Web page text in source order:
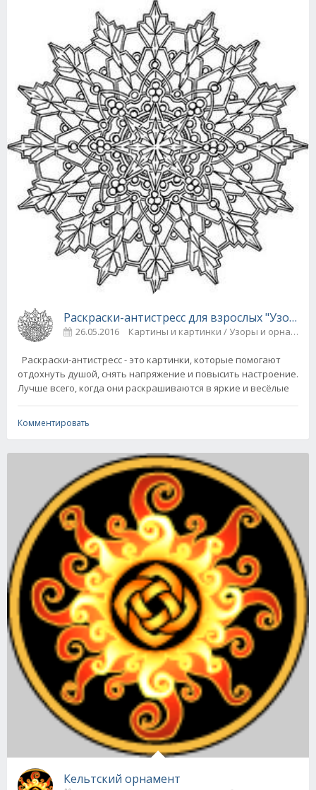
Раскраски-антистресс для взрослых "Узоры"
26.05.2016 Картины и картинки / Узоры и
Раскраски-антистресс - это картинки, которые помогают
отдохнуть душой, снять напряжение и повысить настроение.
Лучше всего, когда они раскрашиваются в яркие и весёлые
Комментировать
Кельтский орнамент